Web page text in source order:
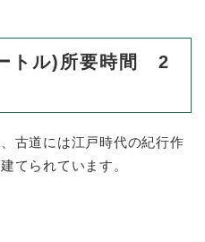
トル)所要時間 2
古道には江戸時代の紀行作
てられています。